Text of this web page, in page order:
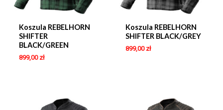
Koszula REBELHORN
SHIFTER
BLACK/GREEN
899,00 zł
Koszula REBELHORN
SHIFTER BLACK/GREY
899,00 zł